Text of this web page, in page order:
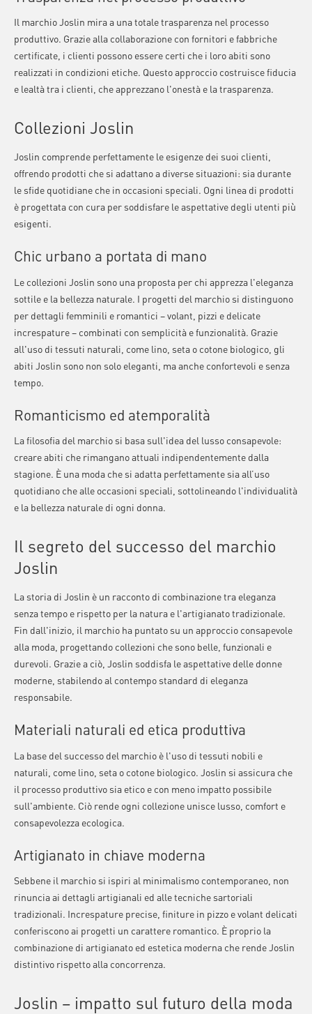
Il marchio Joslin mira a una totale trasparenza nel processo
produttivo. Grazie alla collaborazione con fornitori e fabbriche
certificate, i clienti possono essere certi che i loro abiti sono
realizzati in condizioni etiche. Questo approccio costruisce fiducia
e lealtà tra i clienti, che apprezzano l'onestà e la trasparenza.
Collezioni Joslin
Joslin comprende perfettamente le esigenze dei suoi clienti,
offrendo prodotti che si adattano a diverse situazioni: sia durante
le sfide quotidiane che in occasioni speciali. Ogni linea di prodotti
è progettata con cura per soddisfare le aspettative degli utenti più
esigenti.
Chic urbano a portata di mano
Le collezioni Joslin sono una proposta per chi apprezza l'eleganza
sottile e la bellezza naturale. I progetti del marchio si distinguono
per dettagli femminili e romantici – volant, pizzi e delicate
increspature – combinati con semplicità e funzionalità. Grazie
all'uso di tessuti naturali, come lino, seta o cotone biologico, gli
abiti Joslin sono non solo eleganti, ma anche confortevoli e senza
tempo.
Romanticismo ed atemporalità
La filosofia del marchio si basa sull'idea del lusso consapevole:
creare abiti che rimangano attuali indipendentemente dalla
stagione. È una moda che si adatta perfettamente sia all’uso
quotidiano che alle occasioni speciali, sottolineando l'individualità
e la bellezza naturale di ogni donna.
Il segreto del successo del marchio
Joslin
La storia di Joslin è un racconto di combinazione tra eleganza
senza tempo e rispetto per la natura e l'artigianato tradizionale.
Fin dall'inizio, il marchio ha puntato su un approccio consapevole
alla moda, progettando collezioni che sono belle, funzionali e
durevoli. Grazie a ciò, Joslin soddisfa le aspettative delle donne
moderne, stabilendo al contempo standard di eleganza
responsabile.
Materiali naturali ed etica produttiva
La base del successo del marchio è l'uso di tessuti nobili e
naturali, come lino, seta o cotone biologico. Joslin si assicura che
il processo produttivo sia etico e con meno impatto possibile
sull'ambiente. Ciò rende ogni collezione unisce lusso, comfort e
consapevolezza ecologica.
Artigianato in chiave moderna
Sebbene il marchio si ispiri al minimalismo contemporaneo, non
rinuncia ai dettagli artigianali ed alle tecniche sartoriali
tradizionali. Increspature precise, finiture in pizzo e volant delicati
conferiscono ai progetti un carattere romantico. È proprio la
combinazione di artigianato ed estetica moderna che rende Joslin
distintivo rispetto alla concorrenza.
Joslin – impatto sul futuro della moda